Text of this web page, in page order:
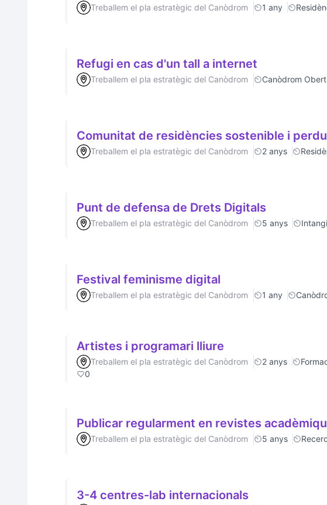
Treballem el pla estratègic del Canòdrom 1 any
Refugi en cas d'un tall a internet
Treballem el pla estratègic del Canòdrom Canòdrom Obert
Comunitat de residències sostenible
Treballem el pla estratègic del Canòdrom 2 anys
Punt de defensa de Drets Digitals
Treballem el pla estratègic del Canòdrom 5 anys
Festival feminisme digital
Treballem el pla estratègic del Canòdrom 1 any
Artistes i programari lliure
Treballem el pla estratègic del Canòdrom 2 anys
0
Publicar regularment en revistes
Treballem el pla estratègic del Canòdrom 5 anys
3-4 centres-lab internacionals